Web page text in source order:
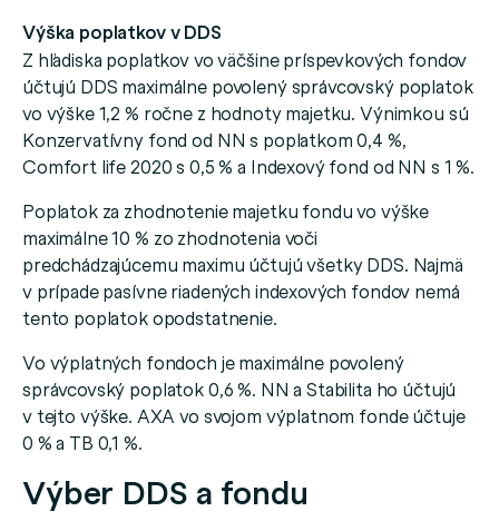
Výška poplatkov v DDS
Z hľadiska poplatkov vo väčšine príspevkových fondov
účtujú DDS maximálne povolený správcovský poplatok
vo výške 1,2 % ročne z hodnoty majetku. Výnimkou sú
Konzervatívny fond od NN s poplatkom 0,4 %,
Comfort life 2020 s 0,5 % a Indexový fond od NN s 1 %.
Poplatok za zhodnotenie majetku fondu vo výške
maximálne 10 % zo zhodnotenia voči
predchádzajúcemu maximu účtujú všetky DDS. Najmä
v prípade pasívne riadených indexových fondov nemá
tento poplatok opodstatnenie.
Vo výplatných fondoch je maximálne povolený
správcovský poplatok 0,6 %. NN a Stabilita ho účtujú
v tejto výške. AXA vo svojom výplatnom fonde účtuje
0 % a TB 0,1 %.
Výber DDS a fondu